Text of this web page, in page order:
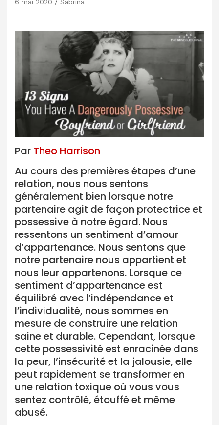
6 mai 2020 Sabrina
Par Theo Harrison
Au cours des premières étapes d’une
relation, nous nous sentons
généralement bien lorsque notre
partenaire agit de façon protectrice et
possessive à notre égard. Nous
ressentons un sentiment d’amour
d’appartenance. Nous sentons que
notre partenaire nous appartient et
nous leur appartenons. Lorsque ce
sentiment d’appartenance est
équilibré avec l’indépendance et
l’individualité, nous sommes en
mesure de construire une relation
saine et durable. Cependant, lorsque
cette possessivité est enracinée dans
la peur, l’insécurité et la jalousie, elle
peut rapidement se transformer en
une relation toxique où vous vous
sentez contrôlé, étouffé et même
abusé.